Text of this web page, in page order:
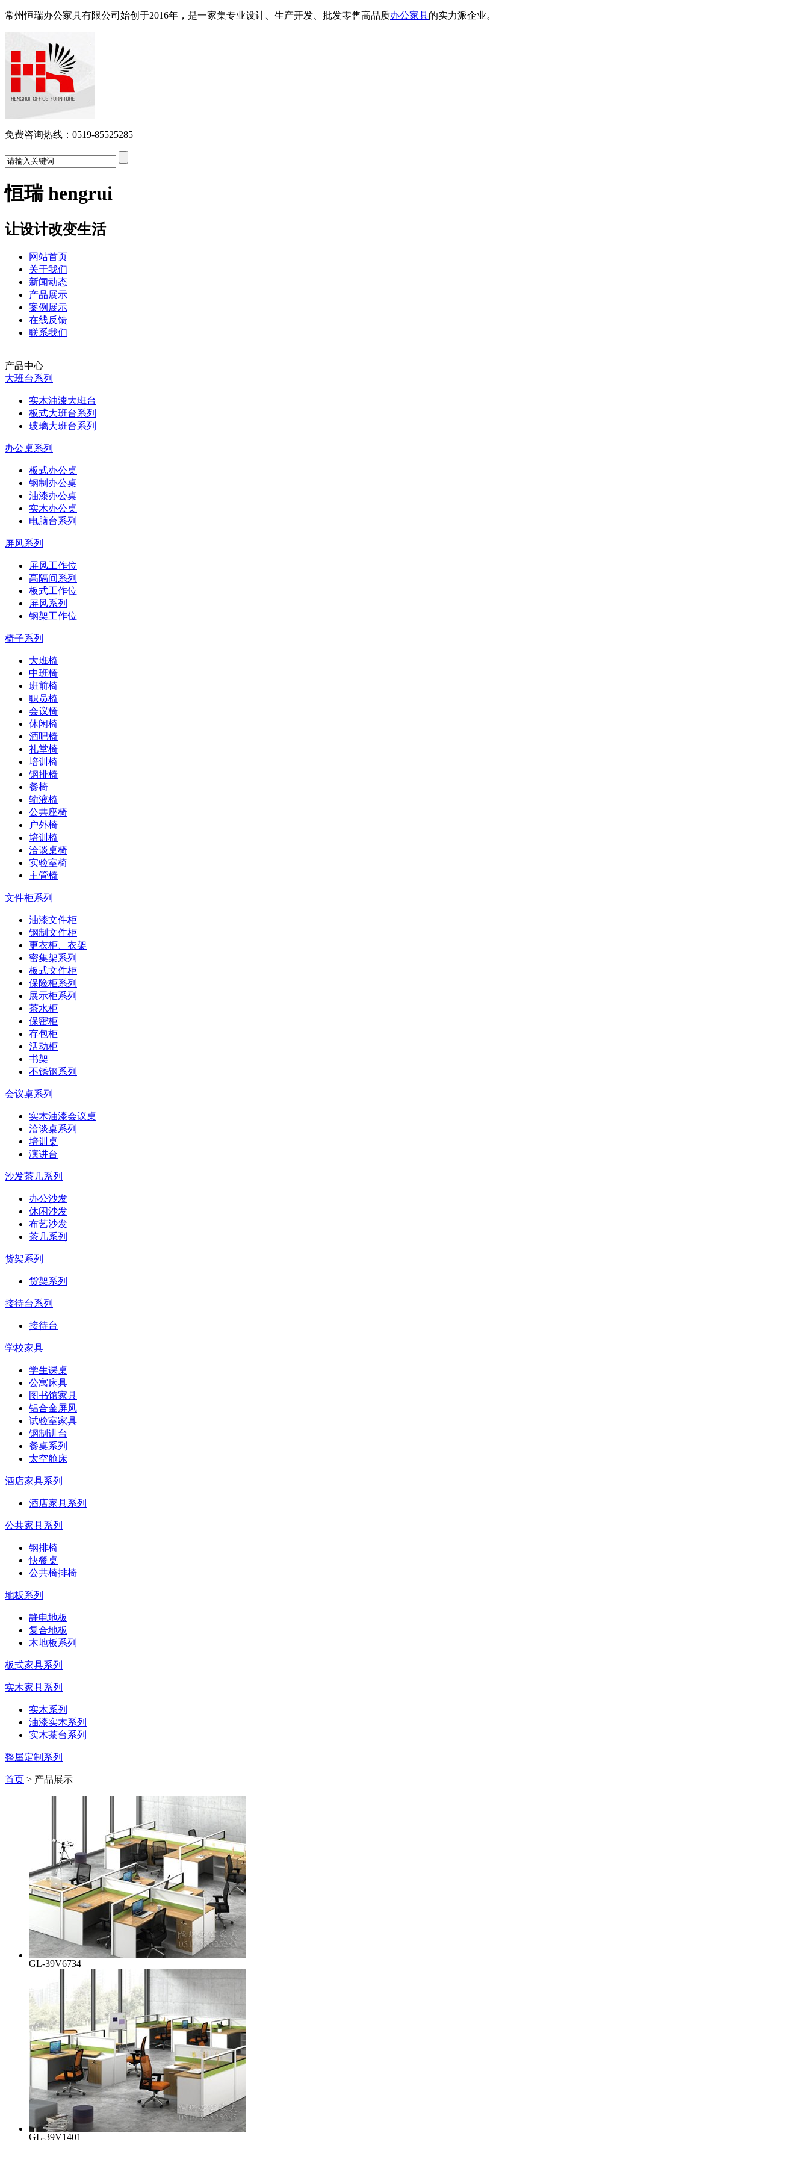
常州恒瑞办公家具有限公司始创于2016年，是一家集专业设计、生产开发、批发零售高品质办公家具的实力派企业。
免费咨询热线：0519-85525285
恒瑞 hengrui
让设计改变生活
网站首页
关于我们
新闻动态
产品展示
案例展示
在线反馈
联系我们
产品中心
大班台系列
实木油漆大班台
板式大班台系列
玻璃大班台系列
办公桌系列
板式办公桌
钢制办公桌
油漆办公桌
实木办公桌
电脑台系列
屏风系列
屏风工作位
高隔间系列
板式工作位
屏风系列
钢架工作位
椅子系列
大班椅
中班椅
班前椅
职员椅
会议椅
休闲椅
酒吧椅
礼堂椅
培训椅
钢排椅
餐椅
输液椅
公共座椅
户外椅
培训椅
洽谈桌椅
实验室椅
主管椅
文件柜系列
油漆文件柜
钢制文件柜
更衣柜、衣架
密集架系列
板式文件柜
保险柜系列
展示柜系列
茶水柜
保密柜
存包柜
活动柜
书架
不锈钢系列
会议桌系列
实木油漆会议桌
洽谈桌系列
培训桌
演讲台
沙发茶几系列
办公沙发
休闲沙发
布艺沙发
茶几系列
货架系列
货架系列
接待台系列
接待台
学校家具
学生课桌
公寓床具
图书馆家具
铝合金屏风
试验室家具
钢制讲台
餐桌系列
太空舱床
酒店家具系列
酒店家具系列
公共家具系列
钢排椅
快餐桌
公共椅排椅
地板系列
静电地板
复合地板
木地板系列
板式家具系列
实木家具系列
实木系列
油漆实木系列
实木茶台系列
整屋定制系列
首页 > 产品展示
GL-39V6734
GL-39V1401